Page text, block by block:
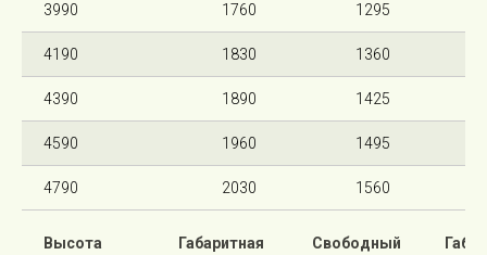
3990 1760 1295
4190 1830 1360
4390 1890 1425
4590 1960 1495
4790 2030 1560
Высота
Габаритная
Свободный